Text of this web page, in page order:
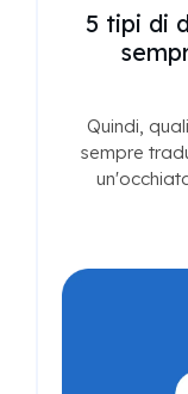
5 tipi di
Quindi,
sempre